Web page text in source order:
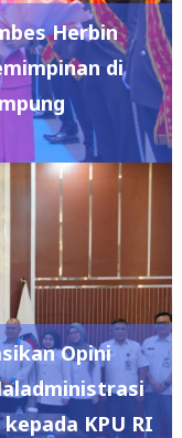
Herbin
di
Opini
KPU RI